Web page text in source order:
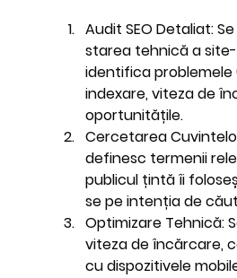
Audit SEO Detaliat: Se
starea tehnică a
identifica problemele
indexare, viteza de
oportunitățile.
Cercetarea
definesc termenii
publicul țintă îi
se pe intenția de
Optimizare Tehnică:
viteza de încărcare,
cu dispozitivele